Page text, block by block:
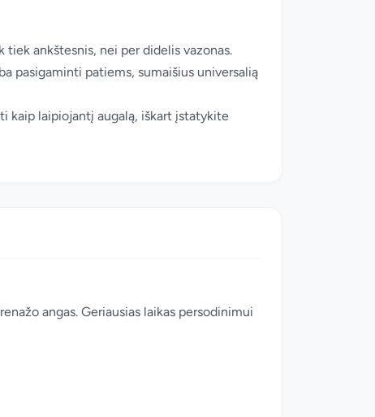
ankštesnis, nei per didelis vazonas.
pasigaminti patiems, sumaišius universalią
kaip laipiojantį augalą, iškart įstatykite
angas. Geriausias laikas persodinimui